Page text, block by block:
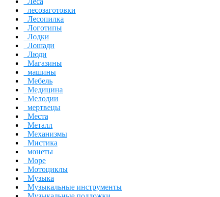
лесозаготовки
Лесопилка
Логотипы
Лодки
Лошади
Люди
Магазины
машины
Мебель
Медицина
Мелодии
мертвецы
Места
Металл
Механизмы
Мистика
монеты
Море
Мотоциклы
Музыка
Музыкальные инструменты